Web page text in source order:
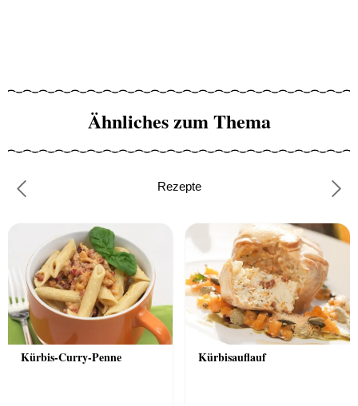
Ähnliches zum Thema
Rezepte
Kürbis-Curry-Penne Kürbisauflauf